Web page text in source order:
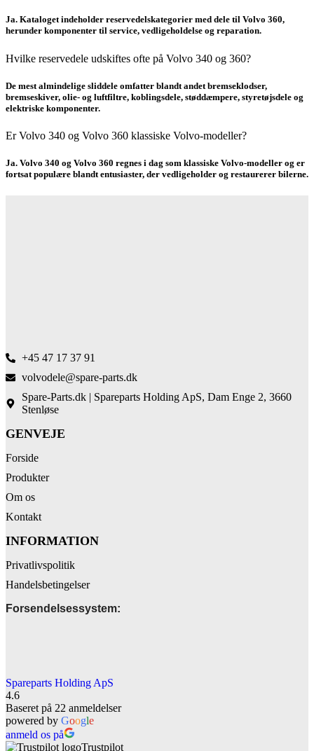
Ja. Kataloget indeholder reservedelskategorier med dele til Volvo 360,
herunder komponenter til service, vedligeholdelse og reparation.
Hvilke reservedele udskiftes ofte på Volvo 340 og 360?
De mest almindelige sliddele omfatter blandt andet bremseklodser,
bremseskiver, olie- og luftfiltre, koblingsdele, støddæmpere, styretøjsdele og
elektriske komponenter.
Er Volvo 340 og Volvo 360 klassiske Volvo-modeller?
Ja. Volvo 340 og Volvo 360 regnes i dag som klassiske Volvo-modeller og er
fortsat populære blandt entusiaster, der vedligeholder og restaurerer bilerne.
+45 47 17 37 91
volvodele@spare-parts.dk
Spare-Parts.dk | Spareparts Holding ApS, Dam Enge 2, 3660
Stenløse
GENVEJE
Forside
Produkter
Om os
Kontakt
INFORMATION
Privatlivspolitik
Handelsbetingelser
Forsendelsessystem:
Spareparts Holding ApS
4.6
Baseret på 22 anmeldelser
powered by Google
anmeld os på
Trustpilot